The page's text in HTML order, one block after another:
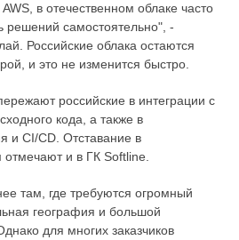
в отечественном облаке часто
решений самостоятельно", -
Российские облака остаются
и это не изменится быстро.
российские в интеграции с
кода, а также в
и CI/CD. Отставание в
и в ГК Softline.
там, где требуются огромный
география и большой
для многих заказчиков